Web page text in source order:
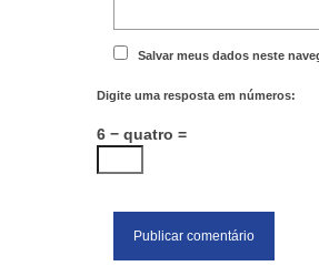
Salvar meus dados neste
Digite uma resposta em números:
6 − quatro =